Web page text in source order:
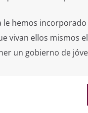
le hemos
vivan ellos mismos
un gobierno de